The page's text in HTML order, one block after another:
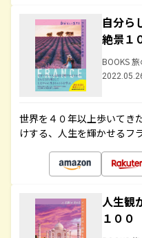
自分ら
絶景１
BOOKS
世界を４０年以上歩いてき
けする、人生を輝かせるフ
人生観
１００